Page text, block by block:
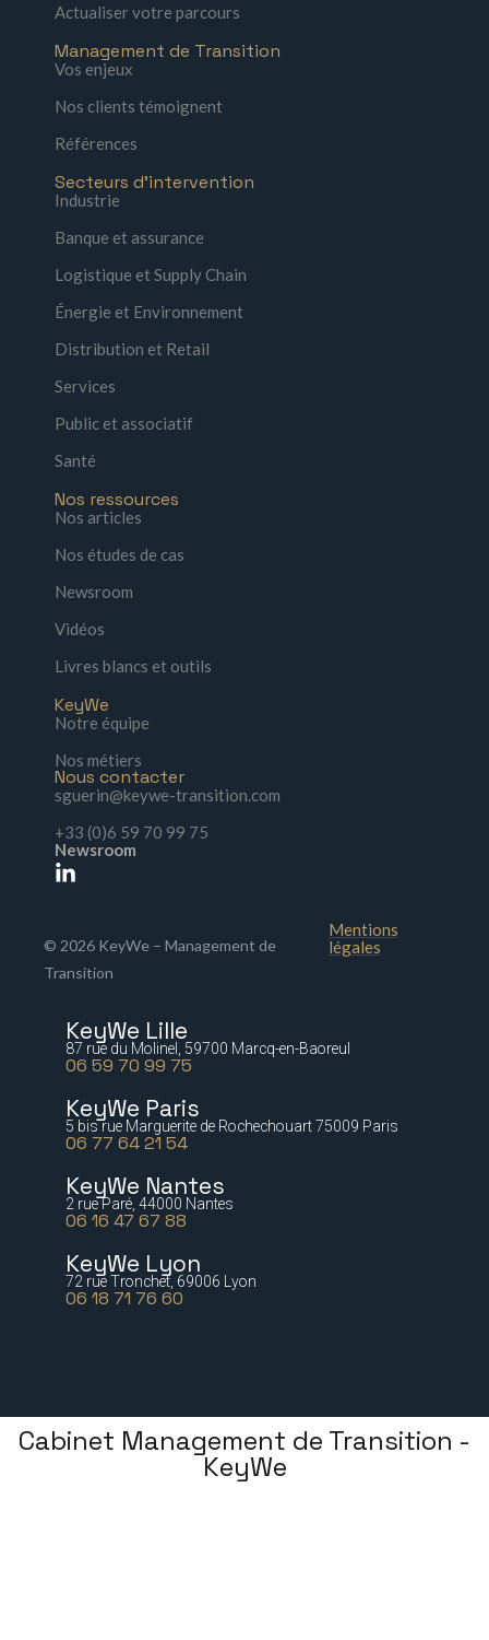
Actualiser votre parcours
Management de Transition
Vos enjeux
Nos clients témoignent
Références
Secteurs d'intervention
Industrie
Banque et assurance
Logistique et Supply Chain
Énergie et Environnement
Distribution et Retail
Services
Public et associatif
Santé
Nos ressources
Nos articles
Nos études de cas
Newsroom
Vidéos
Livres blancs et outils
KeyWe
Notre équipe
Nos métiers
Nous contacter
sguerin@keywe-transition.com
+33 (0)6 59 70 99 75
Newsroom
© 2026 KeyWe – Management de
Transition
Mentions
légales
KeyWe Lille
87 rue du Molinel, 59700 Marcq-en-Baoreul
06 59 70 99 75
KeyWe Paris
5 bis rue Marguerite de Rochechouart 75009 Paris
06 77 64 21 54
KeyWe Nantes
2 rue Paré, 44000 Nantes
06 16 47 67 88
KeyWe Lyon
72 rue Tronchet, 69006 Lyon
06 18 71 76 60
Cabinet Management de Transition -
KeyWe